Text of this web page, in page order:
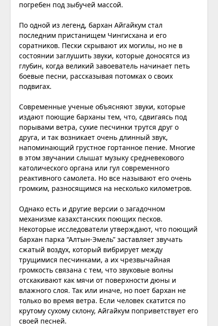
погребен под зыбучей массой.
По одной из легенд, бархан Айгайкум стал
последним пристанищем Чингисхана и его
соратников. Пески скрывают их могилы, но не в
состоянии заглушить звуки, которые доносятся из
глубин, когда великий завоеватель начинает петь
боевые песни, рассказывая потомках о своих
подвигах.
Современные ученые объясняют звуки, которые
издают поющие барханы тем, что, сдвигаясь под
порывами ветра, сухие песчинки трутся друг о
друга, и так возникает очень длинный звук,
напоминающий грустное гортанное пение. Многие
в этом звучании слышат музыку средневекового
католического органа или гул современного
реактивного самолета. Но все называют его очень
громким, разносящимся на несколько километров.
Однако есть и другие версии о загадочном
механизме казахстанских поющих песков.
Некоторые исследователи утверждают, что поющий
бархан парка “Алтын-Эмель” заставляет звучать
сжатый воздух, который вибрирует между
трущимися песчинками, а их чрезвычайная
громкость связана с тем, что звуковые волны
отскакивают как мячи от поверхности дюны и
влажного слоя. Так или иначе, но поет бархан не
только во время ветра. Если человек скатится по
крутому сухому склону, Айгайкум поприветствует его
своей песней.